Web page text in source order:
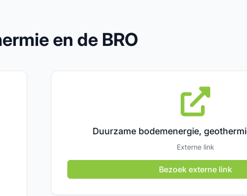
en de BRO
Duurzame bodemenergie,
Externe link
Bezoek externe link